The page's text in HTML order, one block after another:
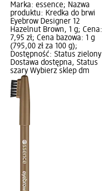
Marka: essence; Nazwa
produktu: Kredka do brwi
Eyebrow Designer 12
Hazelnut Brown, 1 g; Cena:
7,95 zł; Cena bazowa: 1 g
(795,00 zł za 100 g);
Dostępność: Status zielony
Dostawa dostępna, Status
szary Wybierz sklep dm